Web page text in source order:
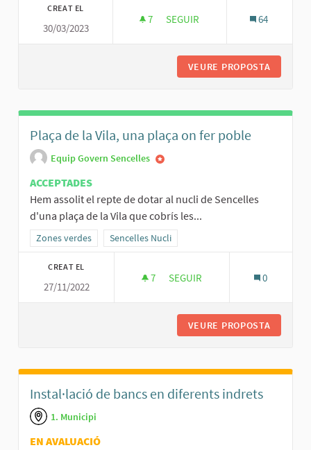
CREAT EL
30/03/2023
7 7 SEGUIDORES
SEGUIR 64
VEURE PROPOSTA
Plaça de la Vila, una plaça on fer poble
Equip Govern Sencelles
ACCEPTADES
Hem assolit el repte de dotar al nucli de Sencelles
d'una plaça de la Vila que cobrís les...
Resultats al filtrar per la categoria: Zones verdes
Zones verdes Resultats al filtrar per l'àmbit: Sencelles Nucli
Sencelles Nucli
CREAT EL
27/11/2022
7 7 SEGUIDORES
SEGUIR 0
VEURE PROPOSTA
Instal·lació de bancs en diferents indrets
1. Municipi
EN AVALUACIÓ